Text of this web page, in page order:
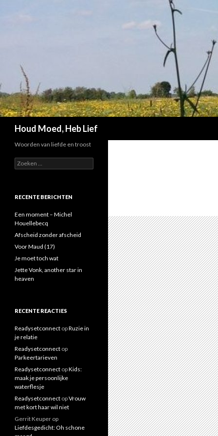
Houd Moed, Heb Lief
Woorden van liefde en troost
Z
o
e
n
a
a
:
RECENTE BERICHTEN
Een moment – Michel
Houellebecq
Afscheid zonder afscheid
Voor Maud (17)
Je moet toch wat
Jette Vonk, another star in
heaven
RECENTE REACTIES
Readysetconnect opRuzie in
je relatie
Readysetconnect op
Parkeertarieven
Readysetconnect opKids:
maak je persoonlijke
waterflesje
Readysetconnect opVrouw
met kort haar wil niet
Gerrit Keuper op
Liefdesgedicht: Oh schone